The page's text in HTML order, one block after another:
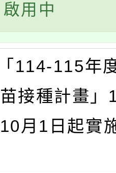
用中
114-115年
接種計畫」
月1日起實